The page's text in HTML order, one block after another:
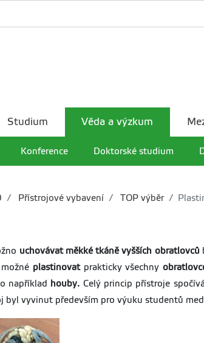
Studium Věda a výzkum
Konference Doktorské studium
Přístrojové vybavení TOP výběr
uchovávat měkké tkáně vyšších obratlovců
plastinovatprakticky všechny
například houby. Celý princip přístroje
byl vyvinut především pro výuku studentů